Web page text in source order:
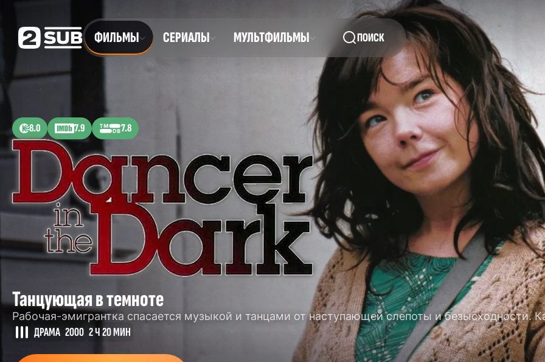
ФИЛЬМЫ СЕРИАЛЫ МУЛЬТФИЛЬМЫ ПОИСК
8.0 7.9 7.8
Танцующая в темноте
Рабочая-эмигрантка спасается музыкой и танцами от наступающей слепоты и безысходности.
ДРАМА 2000 2 Ч 20 МИН